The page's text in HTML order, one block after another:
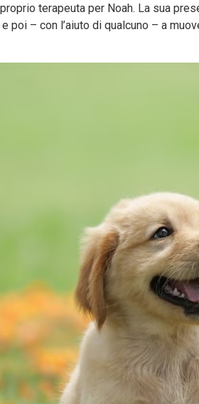
terapeuta per Noah. La sua
poi – con l’aiuto di qualcuno – a